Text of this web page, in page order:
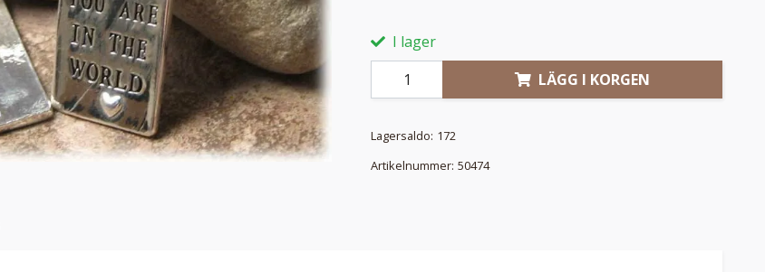
I lager
LÄGG I KORGEN
Lagersaldo: 172
Artikelnummer: 50474